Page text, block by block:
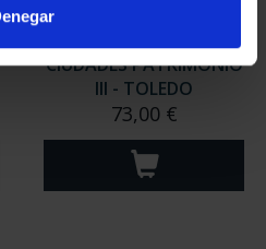
CIUDADES PATRIMONIO
III - TOLEDO
73,00 €